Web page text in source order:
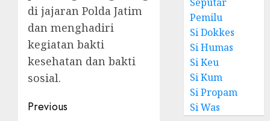
di jajaran Polda Jatim
dan menghadiri
kegiatan bakti
kesehatan dan bakti
sosial.
Previous
Pemilu
Si Dokkes
Si Humas
Si Keu
Si Kum
Si Propam
Si Was